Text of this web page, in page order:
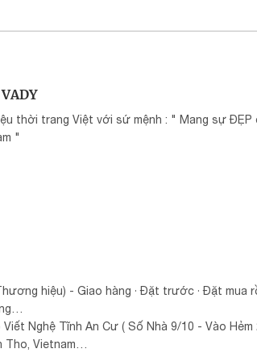
thời trang Việt với sứ mệnh : " Mang sự ĐẸP
"
hiệu) - Giao hàng · Đặt trước · Đặt mua
Nghệ Tĩnh An Cư ( Số Nhà 9/10 - Vào Hẻm
Tho, Vietnam